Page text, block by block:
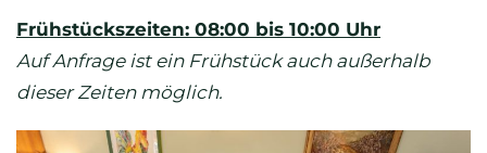
Frühstückszeiten: 08:00 bis 10:00 Uhr
Auf Anfrage ist ein Frühstück auch außerhalb
dieser Zeiten möglich.